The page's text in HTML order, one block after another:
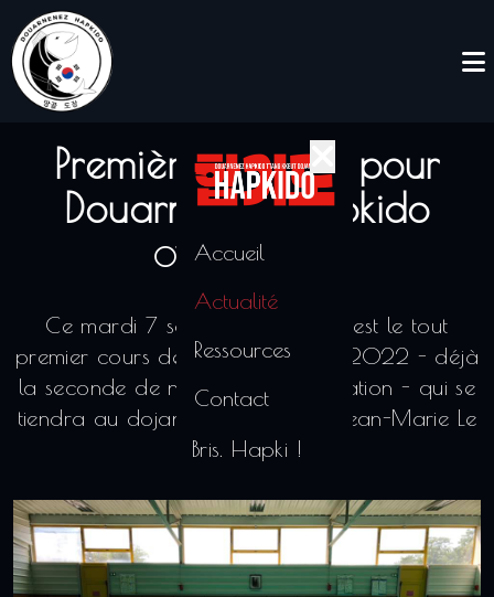
Accueil
Actualité
Ressources
Contact
Première rentrée pour
Douarnenez Hapkido
07/09/2021
Ce mardi 7 septembre à 18h, c'est le tout
premier cours de la saison 2021-2022 - déjà
la seconde de notre jeune association - qui se
tiendra au dojang du Gymnase Jean-Marie Le
Bris. Hapki !